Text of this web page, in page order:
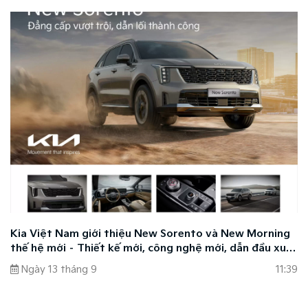
28/9/2025 tại Sân M1, Khu đô thị Sala (TP. Thủ Đức, TP.HCM).
Kia Việt Nam giới thiệu New Sorento và New Morning
thế hệ mới – Thiết kế mới, công nghệ mới, dẫn đầu xu
hướng
Ngày 13 tháng 9
11:39